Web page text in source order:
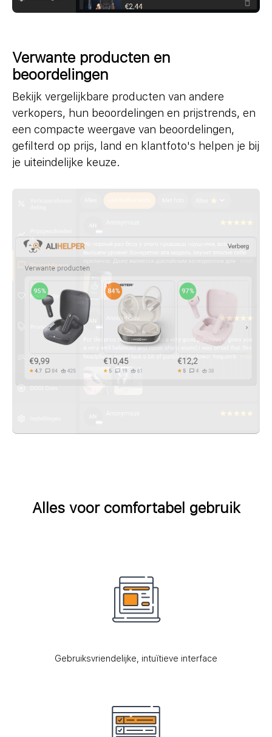
Verwante producten en
beoordelingen
Bekijk vergelijkbare producten van andere
verkopers, hun beoordelingen en prijstrends, en
een compacte weergave van beoordelingen,
gefilterd op prijs, land en klantfoto's helpen je bij
je uiteindelijke keuze.
Alles voor comfortabel gebruik
Gebruiksvriendelijke, intuïtieve interface